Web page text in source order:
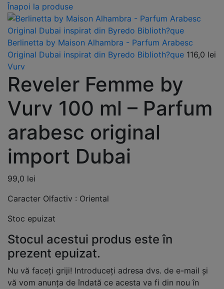
Înapoi la produse
Berlinetta by Maison Alhambra - Parfum Arabesc
Original Dubai inspirat din Byredo Biblioth?que 116,0 lei
Vurv
Reveler Femme by
Vurv 100 ml – Parfum
arabesc original
import Dubai
99,0 lei
Caracter Olfactiv : Oriental
Stoc epuizat
Stocul acestui produs este în
prezent epuizat.
Nu vă faceți griji! Introduceți adresa dvs. de e-mail și
vă vom anunța de îndată ce acesta va fi din nou în